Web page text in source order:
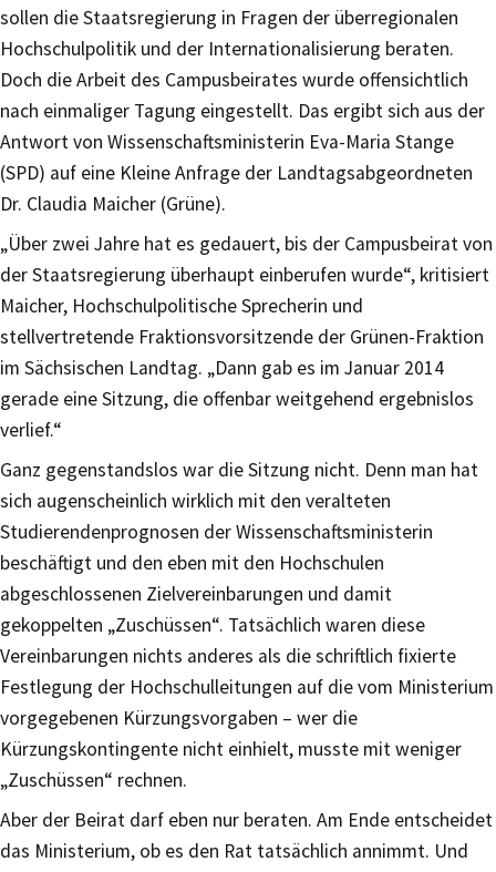
sollen die Staatsregierung in Fragen der überregionalen
Hochschulpolitik und der Internationalisierung beraten.
Doch die Arbeit des Campusbeirates wurde offensichtlich
nach einmaliger Tagung eingestellt. Das ergibt sich aus der
Antwort von Wissenschaftsministerin Eva-Maria Stange
(SPD) auf eine Kleine Anfrage der Landtagsabgeordneten
Dr. Claudia Maicher (Grüne).
„Über zwei Jahre hat es gedauert, bis der Campusbeirat von
der Staatsregierung überhaupt einberufen wurde“, kritisiert
Maicher, Hochschulpolitische Sprecherin und
stellvertretende Fraktionsvorsitzende der Grünen-Fraktion
im Sächsischen Landtag. „Dann gab es im Januar 2014
gerade eine Sitzung, die offenbar weitgehend ergebnislos
verlief.“
Ganz gegenstandslos war die Sitzung nicht. Denn man hat
sich augenscheinlich wirklich mit den veralteten
Studierendenprognosen der Wissenschaftsministerin
beschäftigt und den eben mit den Hochschulen
abgeschlossenen Zielvereinbarungen und damit
gekoppelten „Zuschüssen“. Tatsächlich waren diese
Vereinbarungen nichts anderes als die schriftlich fixierte
Festlegung der Hochschulleitungen auf die vom Ministerium
vorgegebenen Kürzungsvorgaben – wer die
Kürzungskontingente nicht einhielt, musste mit weniger
„Zuschüssen“ rechnen.
Aber der Beirat darf eben nur beraten. Am Ende entscheidet
das Ministerium, ob es den Rat tatsächlich annimmt. Und